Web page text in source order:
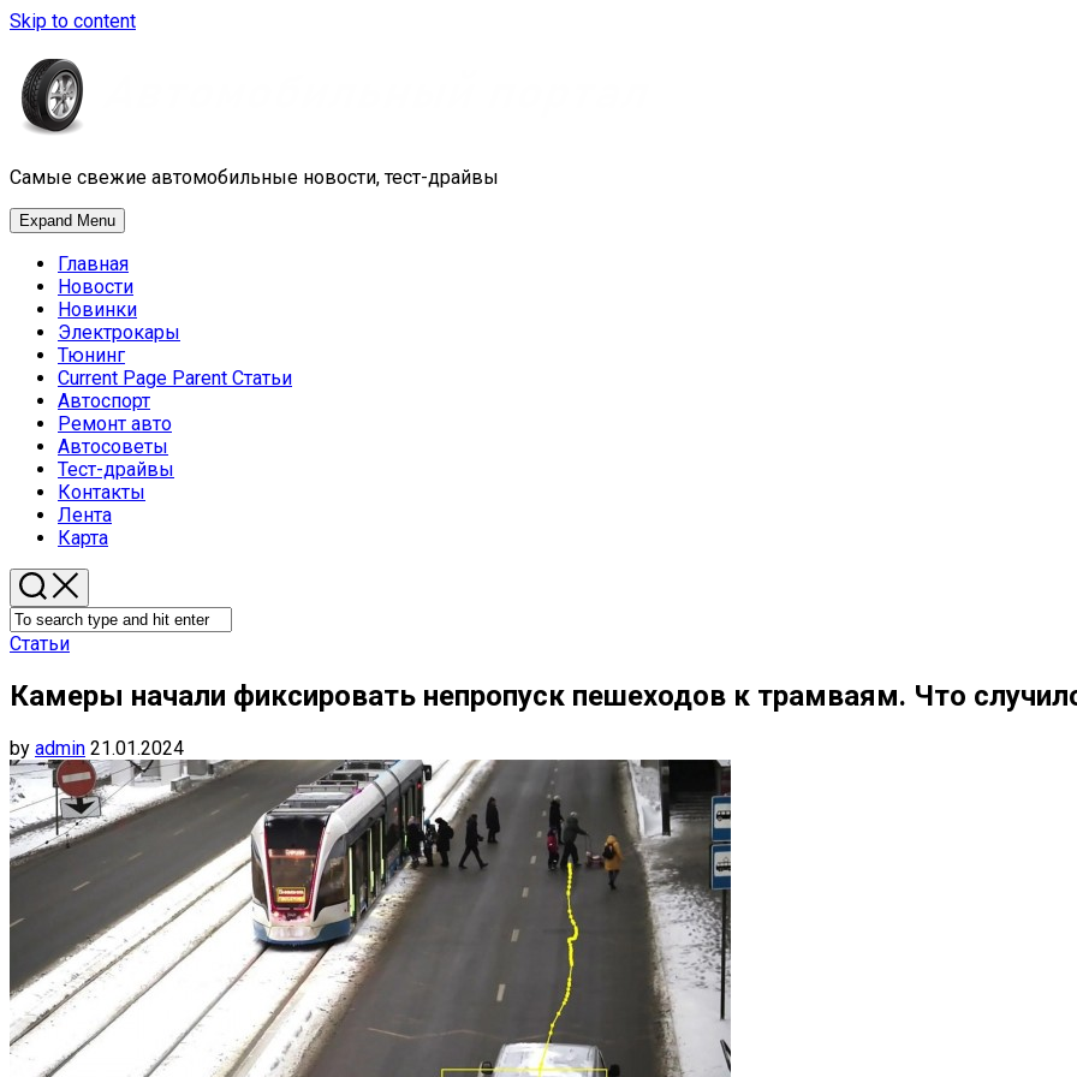
Skip to content
Самые свежие автомобильные новости, тест-драйвы
Expand Menu
Главная
Новости
Новинки
Электрокары
Тюнинг
Current Page Parent Статьи
Автоспорт
Ремонт авто
Автосоветы
Тест-драйвы
Контакты
Лента
Карта
Статьи
Камеры начали фиксировать непропуск пешеходов к трамваям. Что
by admin 21.01.2024